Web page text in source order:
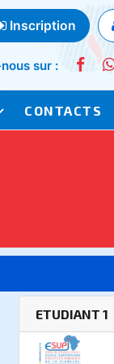
Inscription
sur :
CONTACTS